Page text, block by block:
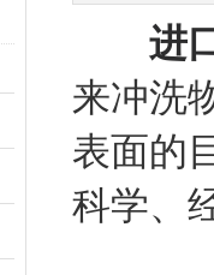
进
来冲洗
表面的
科学、